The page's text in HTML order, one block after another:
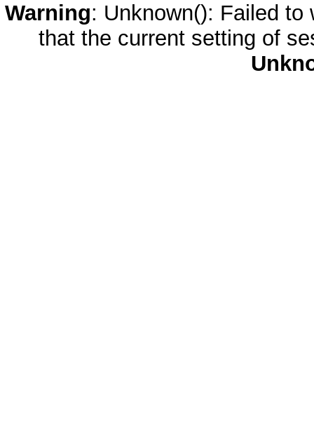
Warning: Unknown(): Failed
that the current setting of